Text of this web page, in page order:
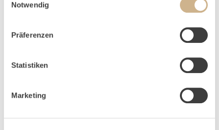
Notwendig
Präferenzen
Statistiken
Marketing